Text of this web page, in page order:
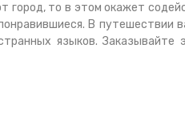
город, то в этом окажет
В путешествии
языков.